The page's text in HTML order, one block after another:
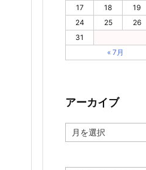
17
18 19
24
25 26
31
« 7月
アーカイブ
ー